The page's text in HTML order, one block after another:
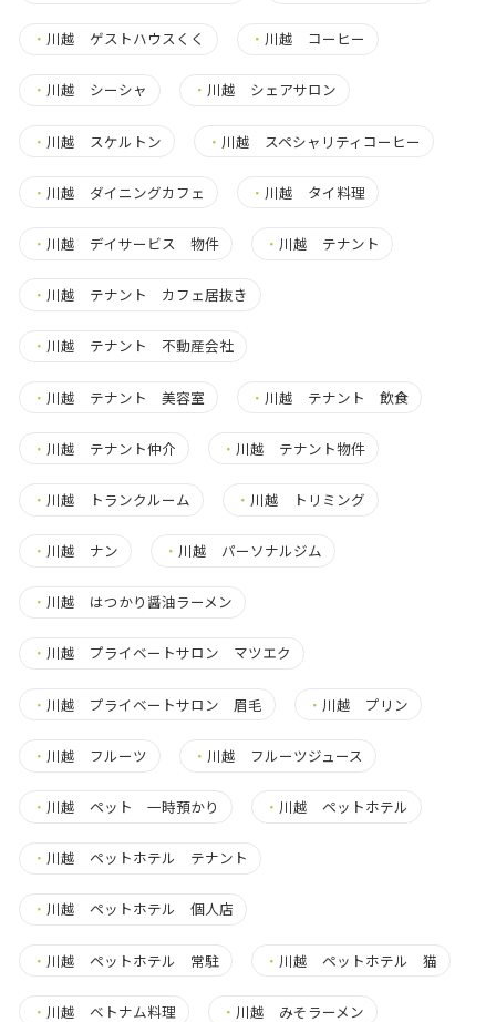
・ 川越 ゲストハウスくく ・ 川越 コーヒー
・ 川越 シーシャ ・ 川越 シェアサロン
・ 川越 スケルトン ・ 川越 スペシャリティコーヒー
・ 川越 ダイニングカフェ ・ 川越 タイ料理
・ 川越 デイサービス 物件 ・ 川越 テナント
・ 川越 テナント カフェ居抜き
・ 川越 テナント 不動産会社
・ 川越 テナント 美容室 ・ 川越 テナント 飲食
・ 川越 テナント仲介 ・ 川越 テナント物件
・ 川越 トランクルーム ・ 川越 トリミング
・ 川越 ナン ・ 川越 パーソナルジム
・ 川越 はつかり醤油ラーメン
・ 川越 プライベートサロン マツエク
・ 川越 プライベートサロン 眉毛 ・ 川越 プリン
・ 川越 フルーツ ・ 川越 フルーツジュース
・ 川越 ペット 一時預かり ・ 川越 ペットホテル
・ 川越 ペットホテル テナント
・ 川越 ペットホテル 個人店
・ 川越 ペットホテル 常駐 ・ 川越 ペットホテル 猫
・ 川越 ベトナム料理 ・ 川越 みそラーメン